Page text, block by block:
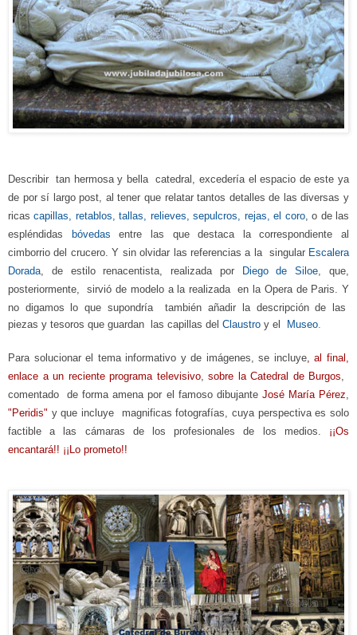
Describir tan hermosa y bella catedral, excedería el espacio de este ya
de por sí largo post, al tener que relatartantos detalles de las diversas y
ricascapillas, retablos, tallas, relieves, sepulcros, rejas, el coro, o de las
espléndidas bóvedasentre las que destaca la correspondiente al
cimborrio del crucero. Y sin olvidar las referencias a la singular Escalera
Dorada , de estilo renacentista, realizada por Diego de Siloe , que,
posteriormente, sirvió de modelo a la realizada en la Opera de Paris.
Y
no digamos lo que supondría tambiénañadir
la descripción de las
piezas y tesoros que guardan las capillas del Claustro y el Museo
Para solucionar el tema informativo y de imágenes, se incluye,al final,
enlace a un reciente programa televisivo, sobre la Catedral de Burgos
comentado de forma amena por el famoso dibujante José María Pérez
"Peridis" y que incluye magnificas fotografías, cuya perspectiva es solo
factible a las cámaras de los profesionales de los medios. ¡¡Os
encantará!! ¡¡Lo prometo!!